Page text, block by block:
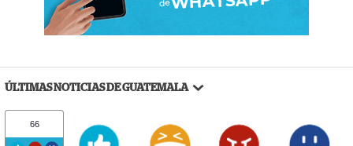
ÚLTIMAS NOTICIAS DE GUATEMALA
66